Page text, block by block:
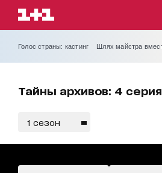
Голос страны: кастинг Шлях майстра
Тайны архивов: 4 серия
1 сезон